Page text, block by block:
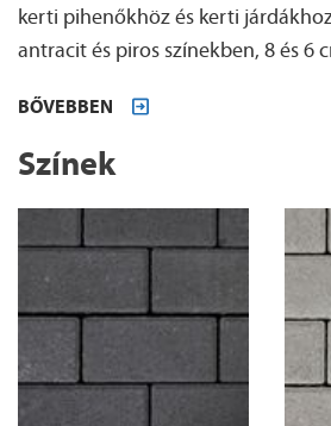
kerti pihenőkhöz és kerti
antracit és piros színekben, 8 és 6
BŐVEBBEN
Színek